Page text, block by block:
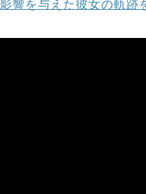
響を与えた彼女の軌跡